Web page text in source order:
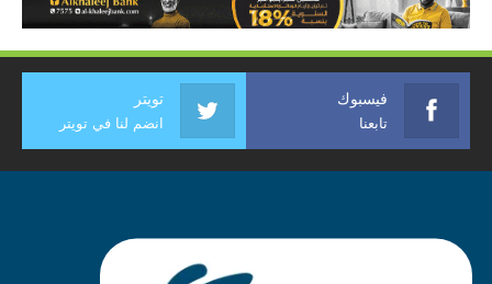
فيسبوك
تابعنا
تويتر
انضم لنا في تويتر